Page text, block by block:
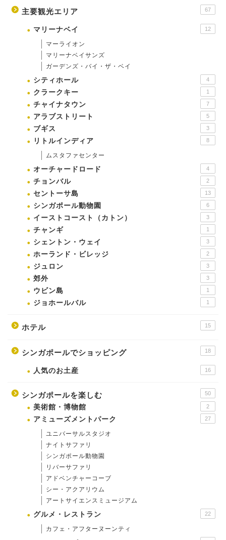
主要観光エリア 67
マリーナベイ 12
マーライオン
マリーナベイサンズ
ガーデンズ・バイ・ザ・ベイ
シティホール 4
クラークキー 1
チャイナタウン 7
アラブストリート 5
ブギス 3
リトルインディア 8
ムスタファセンター
オーチャードロード 4
チョンバル 2
セントーサ島 13
シンガポール動物園 6
イーストコースト（カトン） 3
チャンギ 1
シェントン・ウェイ 3
ホーランド・ビレッジ 2
ジュロン 3
郊外 3
ウビン島 1
ジョホールバル 1
ホテル 15
シンガポールでショッピング 18
人気のお土産 16
シンガポールを楽しむ 50
美術館・博物館 2
アミューズメントパーク 27
ユニバーサルスタジオ
ナイトサファリ
シンガポール動物園
リバーサファリ
アドベンチャーコーブ
シー・アクアリウム
アートサイエンスミュージアム
グルメ・レストラン 22
カフェ・アフターヌーンティ